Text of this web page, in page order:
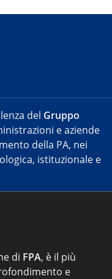
del Gruppo
e aziende
della PA, nei
istituzionale e
di FPA, è il più
e